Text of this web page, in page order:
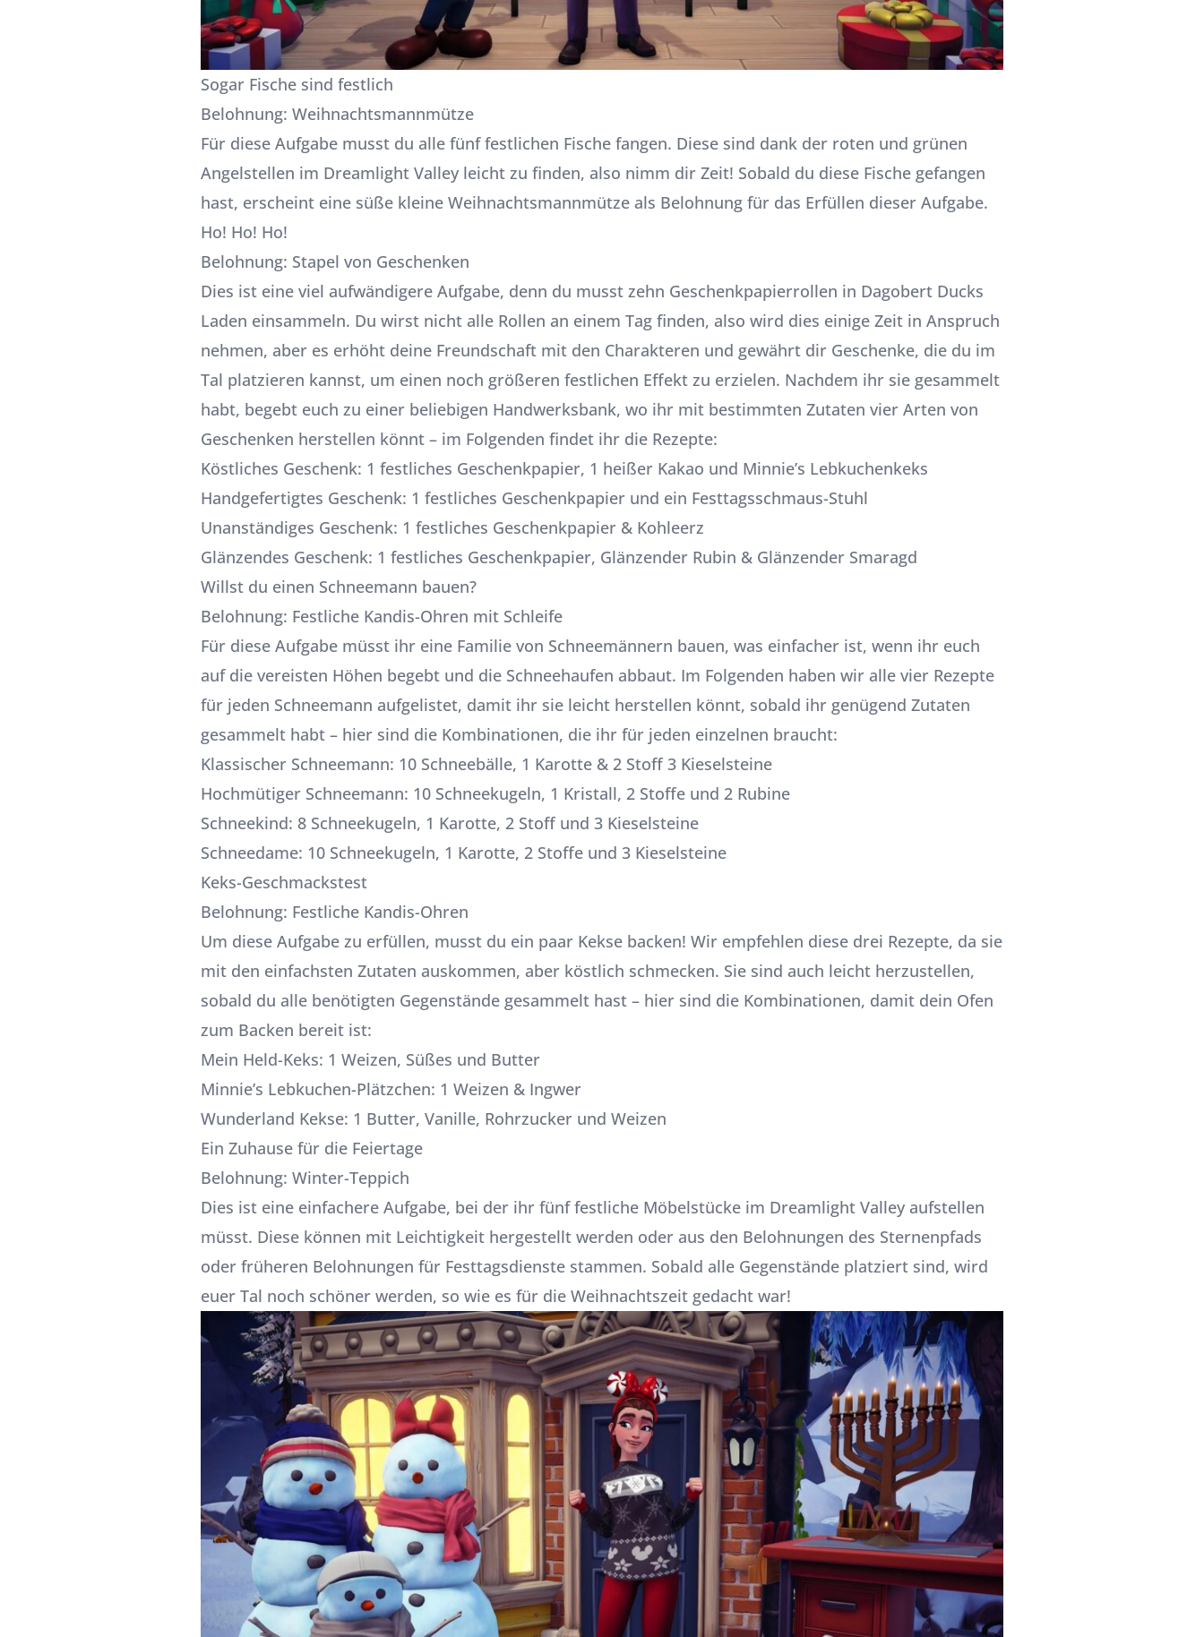
Sogar Fische sind festlich
Belohnung: Weihnachtsmannmütze
Für diese Aufgabe musst du alle fünf festlichen Fische fangen. Diese sind dank der roten und grünen
Angelstellen im Dreamlight Valley leicht zu finden, also nimm dir Zeit! Sobald du diese Fische gefangen
hast, erscheint eine süße kleine Weihnachtsmannmütze als Belohnung für das Erfüllen dieser Aufgabe.
Ho! Ho! Ho!
Belohnung: Stapel von Geschenken
Dies ist eine viel aufwändigere Aufgabe, denn du musst zehn Geschenkpapierrollen in Dagobert Ducks
Laden einsammeln. Du wirst nicht alle Rollen an einem Tag finden, also wird dies einige Zeit in Anspruch
nehmen, aber es erhöht deine Freundschaft mit den Charakteren und gewährt dir Geschenke, die du im
Tal platzieren kannst, um einen noch größeren festlichen Effekt zu erzielen. Nachdem ihr sie gesammelt
habt, begebt euch zu einer beliebigen Handwerksbank, wo ihr mit bestimmten Zutaten vier Arten von
Geschenken herstellen könnt – im Folgenden findet ihr die Rezepte:
Köstliches Geschenk: 1 festliches Geschenkpapier, 1 heißer Kakao und Minnie’s Lebkuchenkeks
Handgefertigtes Geschenk: 1 festliches Geschenkpapier und ein Festtagsschmaus-Stuhl
Unanständiges Geschenk: 1 festliches Geschenkpapier & Kohleerz
Glänzendes Geschenk: 1 festliches Geschenkpapier, Glänzender Rubin & Glänzender Smaragd
Willst du einen Schneemann bauen?
Belohnung: Festliche Kandis-Ohren mit Schleife
Für diese Aufgabe müsst ihr eine Familie von Schneemännern bauen, was einfacher ist, wenn ihr euch
auf die vereisten Höhen begebt und die Schneehaufen abbaut. Im Folgenden haben wir alle vier Rezepte
für jeden Schneemann aufgelistet, damit ihr sie leicht herstellen könnt, sobald ihr genügend Zutaten
gesammelt habt – hier sind die Kombinationen, die ihr für jeden einzelnen braucht:
Klassischer Schneemann: 10 Schneebälle, 1 Karotte & 2 Stoff 3 Kieselsteine
Hochmütiger Schneemann: 10 Schneekugeln, 1 Kristall, 2 Stoffe und 2 Rubine
Schneekind: 8 Schneekugeln, 1 Karotte, 2 Stoff und 3 Kieselsteine
Schneedame: 10 Schneekugeln, 1 Karotte, 2 Stoffe und 3 Kieselsteine
Keks-Geschmackstest
Belohnung: Festliche Kandis-Ohren
Um diese Aufgabe zu erfüllen, musst du ein paar Kekse backen! Wir empfehlen diese drei Rezepte, da sie
mit den einfachsten Zutaten auskommen, aber köstlich schmecken. Sie sind auch leicht herzustellen,
sobald du alle benötigten Gegenstände gesammelt hast – hier sind die Kombinationen, damit dein Ofen
zum Backen bereit ist:
Mein Held-Keks: 1 Weizen, Süßes und Butter
Minnie’s Lebkuchen-Plätzchen: 1 Weizen & Ingwer
Wunderland Kekse: 1 Butter, Vanille, Rohrzucker und Weizen
Ein Zuhause für die Feiertage
Belohnung: Winter-Teppich
Dies ist eine einfachere Aufgabe, bei der ihr fünf festliche Möbelstücke im Dreamlight Valley aufstellen
müsst. Diese können mit Leichtigkeit hergestellt werden oder aus den Belohnungen des Sternenpfads
oder früheren Belohnungen für Festtagsdienste stammen. Sobald alle Gegenstände platziert sind, wird
euer Tal noch schöner werden, so wie es für die Weihnachtszeit gedacht war!